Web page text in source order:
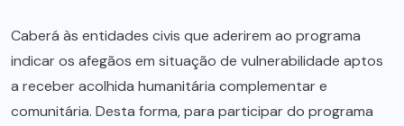
Caberá às entidades civis que aderirem ao programa
indicar os afegãos em situação de vulnerabilidade aptos
a receber acolhida humanitária complementar e
comunitária. Desta forma, para participar do programa